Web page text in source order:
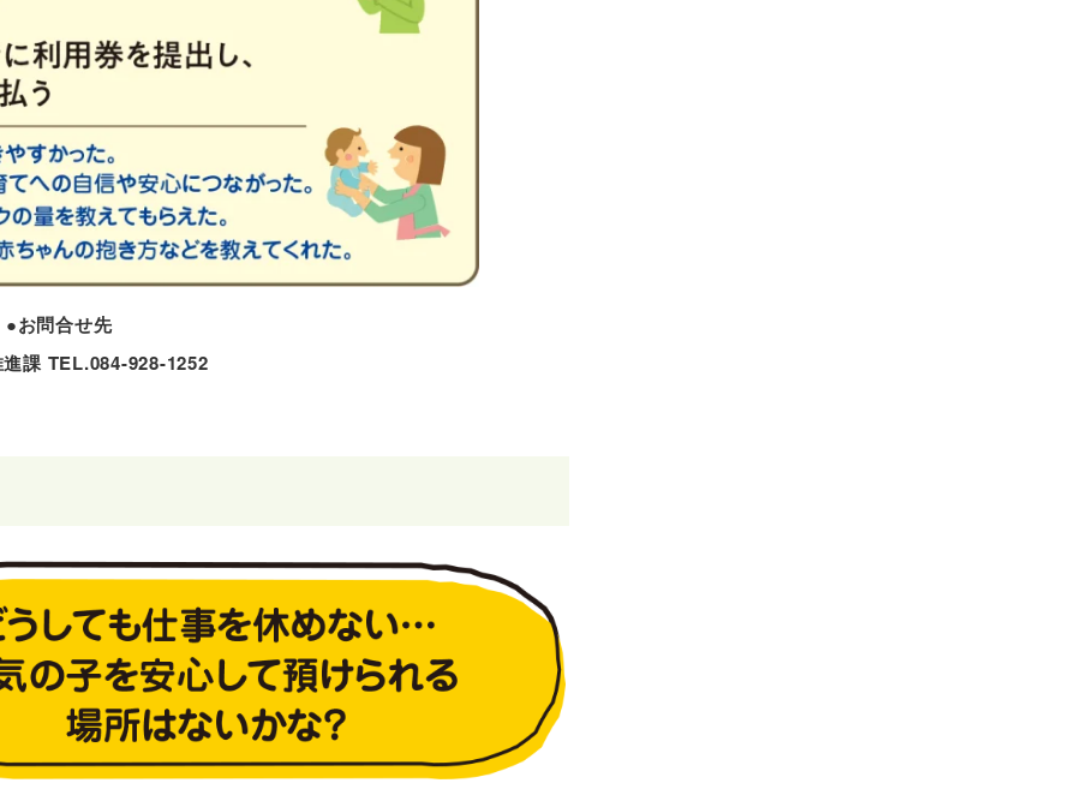
●お問合せ先
課 TEL.084-928-1252